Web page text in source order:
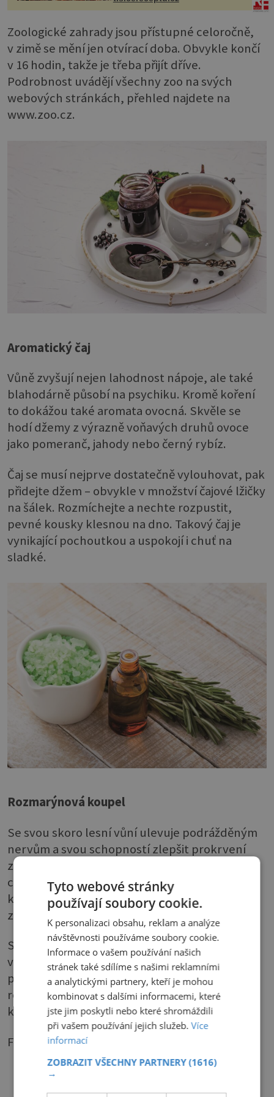
Zoologické zahrady jsou přístupné celoročně,
v zimě se mění jen otvírací doba. Obvykle končí
v 16 hodin, takže je třeba přijít dříve.
Podrobnost uvádějí všechny zoo na svých
webových stránkách, přehled najdete na
www.zoo.cz.
Aromatický čaj
Vůně zvyšují nejen lahodnost nápoje, ale také
blahodárně působí na psychiku. Kromě koření
to dokážou také aromata ovocná. Skvěle se
hodí džemy z výrazně voňavých druhů ovoce
jako pomeranč, jahody nebo černý rybíz.
Čaj se musí nejprve dostatečně vylouhovat, pak
přidejte džem – obvykle v množství čajové lžičky
na šálek. Rozmíchejte a nechte rozpustit,
pevné kousky klesnou na dno. Takový čaj je
vynikající pochoutkou a uspokojí i chuť na
sladké.
Rozmarýnová koupel
Se svou skoro lesní vůní ulevuje podrážděným
nervům a svou schopností zlepšit prokrvení
zmírňuje únavu a bolesti svalů. Současně
celkově povzbuzuje, proto se doporučuje
koupel připravovat spíše po ránu, večer by
zahnala spánek.
Spařte hrst sušeného rozmarýnu 1 l vroucí
vody a nechte 15 minut louhovat. Pak vlijte do
připravené koupele. Místo výluhu lze použít i
rozmarýnový olej nebo rozmarýnovou
koupelovou sůl.
Foto: Shutterstock
PŘEHRÁT ČLÁNEK
Tyto webové stránky
používají soubory cookie.
K personalizaci obsahu, reklam a analýze
návštěvnosti používáme soubory cookie.
Informace o vašem používání našich
stránek také sdílíme s našimi reklamními
a analytickými partnery, kteří je mohou
kombinovat s dalšími informacemi, které
jste jim poskytli nebo které shromáždili
při vašem používání jejich služeb.Více
informací
ZOBRAZIT VŠECHNY PARTNERY(1616)
→